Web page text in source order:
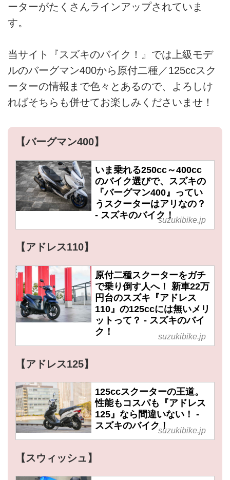
ーターがたくさんラインアップされていま
す。
当サイト『スズキのバイク！』では上級モデ
ルのバーグマン400から原付二種／125ccスク
ーターの情報まで色々とあるので、よろしけ
ればそちらも併せてお楽しみくださいませ！
【バーグマン400】
いま乗れる250cc～400cc
のバイク選びで、スズキの
『バーグマン400』ってい
うスクーターはアリなの？
- スズキのバイク！suzukibike.jp
【アドレス110】
原付二種スクーターをガチ
で乗り倒す人へ！ 新車22万
円台のスズキ『アドレス
110』の125ccには無いメリ
ットって？ - スズキのバイ
ク！
suzukibike.jp
【アドレス125】
125ccスクーターの王道。
性能もコスパも『アドレス
125』なら間違いない！ -
スズキのバイク！suzukibike.jp
【スウィッシュ】